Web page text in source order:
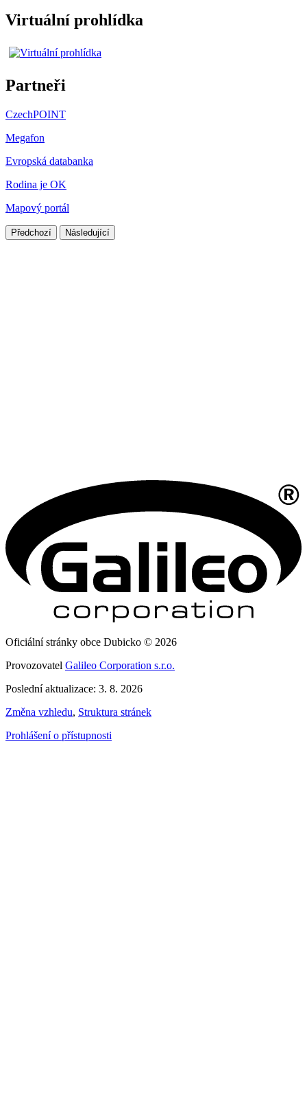
Virtuální prohlídka
Partneři
CzechPOINT
Megafon
Evropská databanka
Rodina je OK
Mapový portál
Předchozí Následující
Oficiální stránky obce Dubicko © 2026
Provozovatel Galileo Corporation s.r.o.
Poslední aktualizace: 3. 8. 2026
Změna vzhledu, Struktura stránek
Prohlášení o přístupnosti